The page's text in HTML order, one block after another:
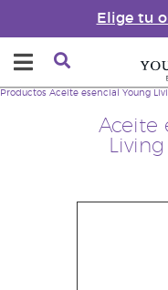
Elige tu
Aceite
Productos Aceite esencial Young